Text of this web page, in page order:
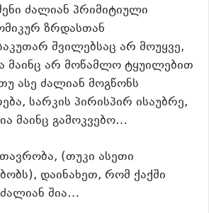
ძალიან პრიმიტიული
ზრდასთან
შვილებსაც არ მოუყვე,
მაინც არ მოწამლო ტყუილებით
ასე ძალიან მოგწონს
სარკის პირისპირ ისაუბრე,
მაინც გამოკვებო…
(თუკი ასეთი
დაინახეთ, რომ ქაქში
შია…